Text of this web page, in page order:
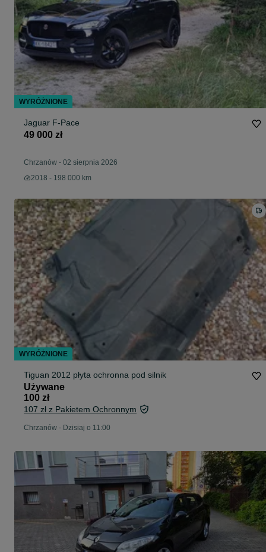
Jaguar F-Pace
49 000 zł
Chrzanów - 02 sierpnia 2026
2018 - 198 000 km
Tiguan 2012 płyta ochronna pod silnik
Używane
100 zł
107 zł z Pakietem Ochronnym
Chrzanów - Dzisiaj o 11:00
WYRÓŻNIONE
WYRÓŻNIONE